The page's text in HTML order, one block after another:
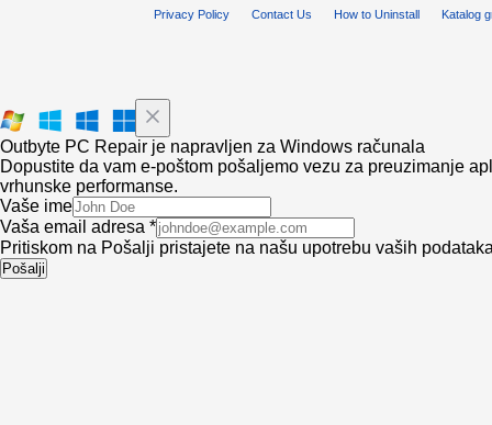
Privacy Policy Contact Us How to Uninstall Katalog
Outbyte PC Repair je napravljen za Windows računala
Dopustite da vam e-poštom pošaljemo vezu za preuzimanje
vrhunske performanse.
Vaše ime
Vaša email adresa *
Pritiskom na Pošalji pristajete na našu upotrebu vaših